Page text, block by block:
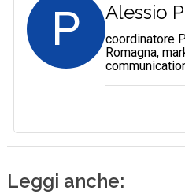
P Alessio
coordinatore
Romagna,
Leggi anche: